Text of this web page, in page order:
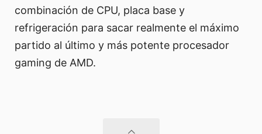
combinación de CPU, placa base y
refrigeración para sacar realmente el máximo
partido al último y más potente procesador
gaming de AMD.